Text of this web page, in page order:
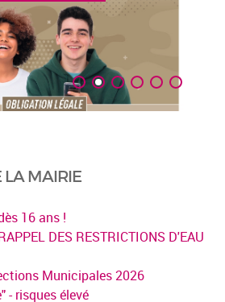
LA MAIRIE
16 ans !
DES RESTRICTIONS D'EAU
Municipales 2026
- risques élevé